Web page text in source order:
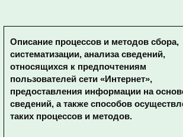
Описание процессов и методов сбора,
систематизации, анализа сведений,
относящихся к предпочтениям
пользователей сети «Интернет»,
предоставления информации на
сведений, а также способов
таких процессов и методов.